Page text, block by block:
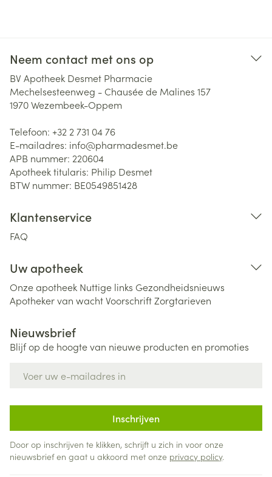
Neem contact met ons op
BV Apotheek Desmet Pharmacie
Mechelsesteenweg - Chausée de Malines 157
1970Wezembeek-Oppem
Telefoon: +32 2 731 04 76
E-mailadres: info@pharmadesmet.be
APB nummer: 220604
Apotheek titularis: Philip Desmet
BTW nummer: BE0549851428
Klantenservice
FAQ
Uw apotheek
Onze apotheek Nuttige links Gezondheidsnieuws
Apotheker van wachtVoorschriftZorgtarieven
Nieuwsbrief
Blijf op de hoogte van nieuwe producten en promoties
Inschrijven
Door op inschrijven te klikken, schrijft u zich in voor onze
nieuwsbrief en gaat u akkoord met onze privacy policy.